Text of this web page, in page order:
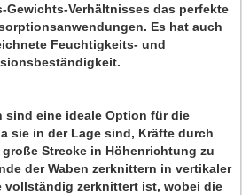
Gewichts-Verhältnisses das perfekte
Es hat auch
Feuchtigkeits- und
sind eine ideale Option für die
sie in der Lage sind, Kräfte durch
Strecke in Höhenrichtung zu
der Waben zerknittern in vertikaler
vollständig zerknittert ist, wobei die